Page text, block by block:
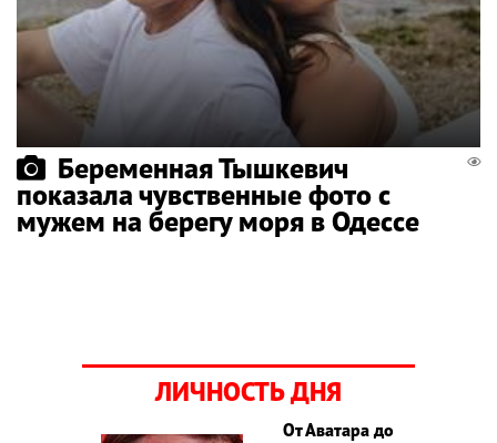
Беременная Тышкевич
показала чувственные фото с
мужем на берегу моря в Одессе
ЛИЧНОСТЬ ДНЯ
От Аватара до